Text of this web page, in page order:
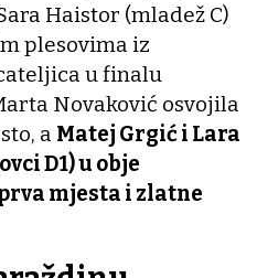
Haistor (mladež C)
plesovima iz
u finalu
Novaković osvojila
a Matej Grgić i Lara
D1) u obje
mjesta i zlatne